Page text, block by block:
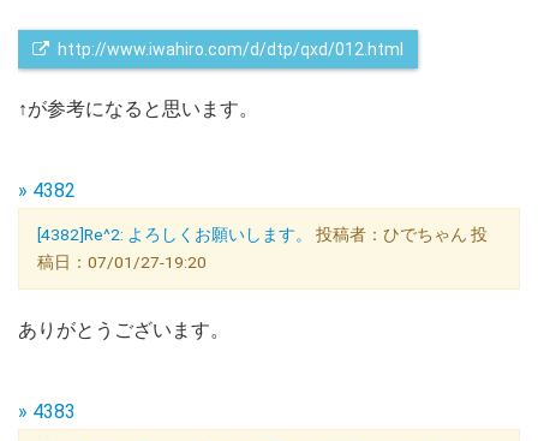
http://www.iwahiro.com/d/dtp/qxd/012.html
↑が参考になると思います。
» 4382
[4382]Re^2: よろしくお願いします。
投稿者：ひでちゃん 投
稿日：07/01/27-19:20
ありがとうございます。
» 4383